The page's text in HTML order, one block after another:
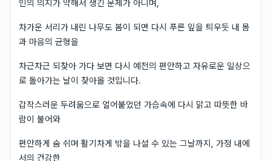
인의 의지가 약해서 생긴 문제가 아니며,
차가운 서리가 내린 나무도 봄이 되면 다시 푸른 잎을 틔우듯 내 몸
과 마음의 균형을
차근차근 되찾아 가다 보면 다시 예전의 편안하고 자유로운 일상으
로 돌아가는 날이 찾아올 것입니다.
갑작스러운 두려움으로 얼어붙었던 가슴속에 다시 맑고 따뜻한 바
람이 불어와
편안하게 숨 쉬며 활기차게 밖을 나설 수 있는 그날까지, 가정 내에
서의 건강한